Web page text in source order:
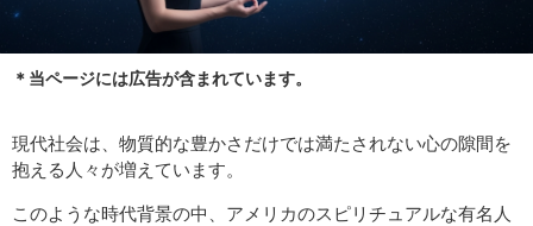
＊当ページには広告が含まれています。
現代社会は、物質的な豊かさだけでは満たされない心の隙間を
抱える人々が増えています。
このような時代背景の中、アメリカのスピリチュアルな有名人